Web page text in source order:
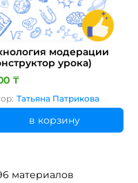
модерации
урока)
₸
Татьяна Патрикова
в корзину
материалов